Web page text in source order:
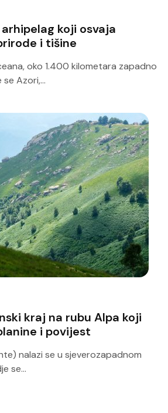
koji osvaja
i tišine
oko 1.400 kilometara zapadno
Azori,...
kraj na rubu Alpa koji
i povijest
nalazi se u sjeverozapadnom
se...